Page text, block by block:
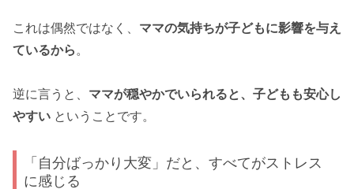
これは偶然ではなく、 ママの気持ちが子どもに影響を与え
ているから 。
逆に言うと、 ママが穏やかでいられると、子どもも安心し
やすい ということです。
「自分ばっかり大変」だと、すべてがストレス
に感じる